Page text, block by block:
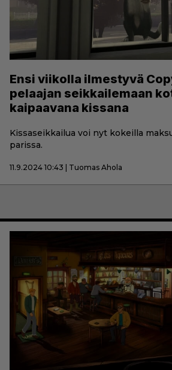
Ensi viikolla ilmestyvä
pelaajan seikkailemaan
kaipaavana kissana
Kissaseikkailua voi nyt kokeilla
parissa.
11.9.2024 10:43 | Tuomas Ahola